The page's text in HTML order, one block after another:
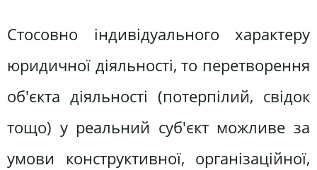
Стосовно індивідуального характеру
юридичної діяльності, то перетворення
об'єкта діяльності (потерпілий, свідок
тощо) у реальний суб'єкт можливе за
умови конструктивної, організаційної,